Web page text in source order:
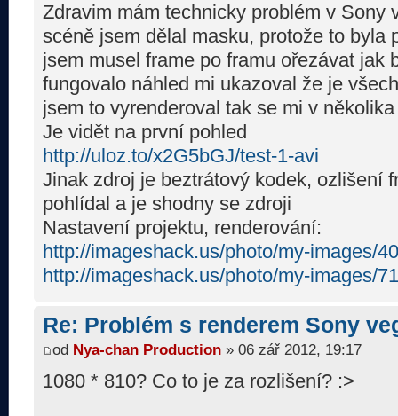
Zdravim mám technicky problém v Sony
scéně jsem dělal masku, protože to byla
jsem musel frame po framu ořezávat jak
fungovalo náhled mi ukazoval že je
jsem to vyrenderoval tak se mi v
Je vidět na první pohled
http://uloz.to/x2G5bGJ/test-1-avi
Jinak zdroj je beztrátový kodek, ozlišení
pohlídal a je shodny se zdroji
Nastavení projektu, renderování:
http://imageshack.us/photo/my-images/
http://imageshack.us/photo/my-images/
Re: Problém s renderem Sony
od Nya-chan Production » 06 zář 2012, 19:17
1080 * 810? Co to je za rozlišení? :>